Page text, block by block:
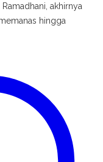
akhirnya
hingga